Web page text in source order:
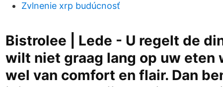
Zvlnenie xrp budúcnosť
Bistrolee | Lede - U regelt de
wilt niet graag lang op uw eten
wel van comfort en flair. Dan